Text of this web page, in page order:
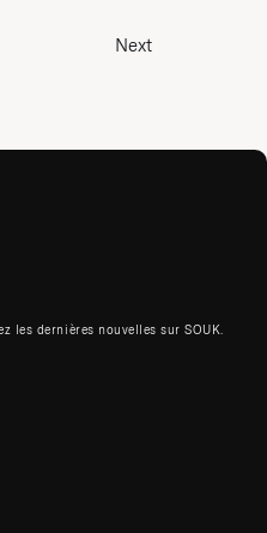
Next
les dernières nouvelles sur SOUK.